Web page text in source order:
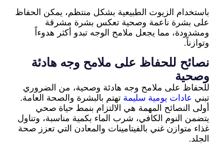
باستخدام الزيوت الطبيعية بشكل منتظم، يمكن الحفاظ
على بشرة ناعمة وصحية تعكس بشرة مشرقة
ومشدودة، مما يجعل ملامح الوجه تبدو أكثر هدوءاً
وتوازناً.
نصائح للحفاظ على ملامح وجه هادئة
وصحية
للحفاظ على ملامح وجه هادئة وصحية، من الضروري
تبني عادات يومية سليمة تهتم بالبشرة والصحة العامة.
أولى النصائح المهمة هي الالتزام بنمط حياة صحي
يتضمن النوم الكافي، شرب الماء بكمية مناسبة، وتناول
غذاء متوازن غني بالفيتامينات والمعادن التي تعزز صحة
الجلد.